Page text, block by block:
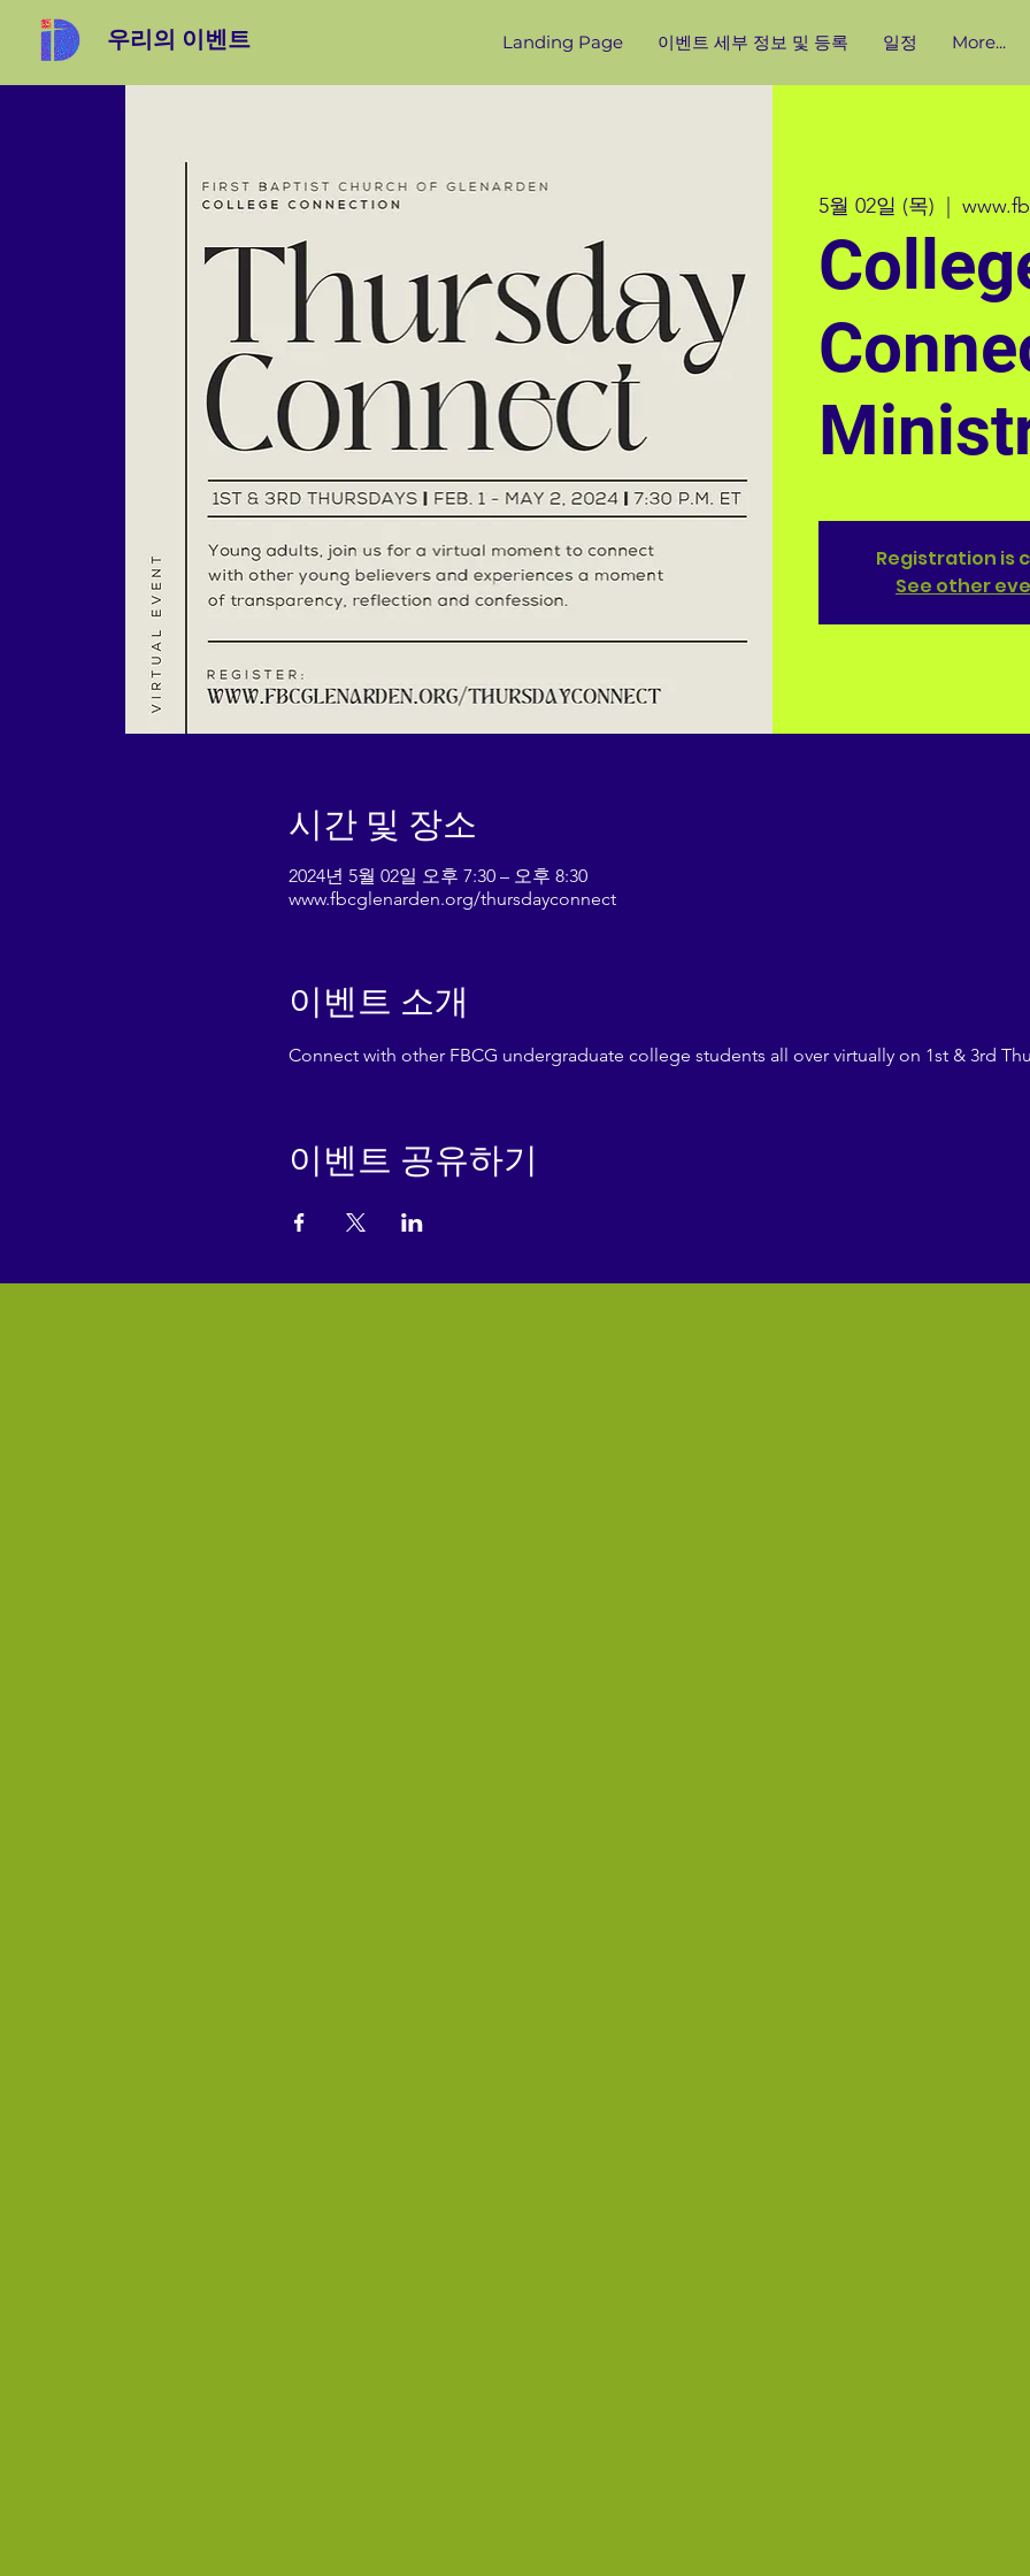
우리의 이벤트 Landing Page 이벤트 세부 정보 및 등록 일정 More...
5월 02일 (목)
Registration is
See other
시간 및 장소
2024년 5월 02일 오후 7:30 – 오후 8:30
www.fbcglenarden.org/thursdayconnect
이벤트 소개
Connect with other FBCG undergraduate college students all over virtually on 1st & 3rd
이벤트 공유하기